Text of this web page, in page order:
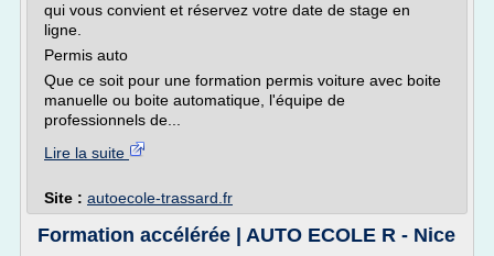
qui vous convient et réservez votre date de stage en
ligne.
Permis auto
Que ce soit pour une formation permis voiture avec boite
manuelle ou boite automatique, l'équipe de
professionnels de...
Lire la suite
Site : autoecole-trassard.fr
Formation accélérée | AUTO ECOLE R - Nice